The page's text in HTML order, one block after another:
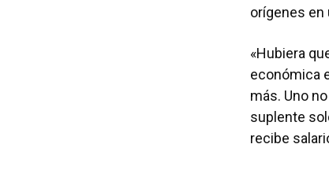
orígenes en
«Hubiera
económica
más. Uno
suplente
recibe